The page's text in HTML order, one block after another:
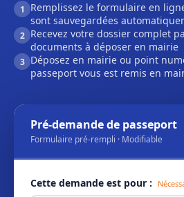
1
Remplissez le formulaire en
sont sauvegardées
2 Recevez votre dossier complet
documents à déposer en mairie
3 Déposez en mairie ou point
passeport vous est remis en
Pré-demande de passeport
Formulaire pré-rempli · Modifiable
Cette demande est pour :